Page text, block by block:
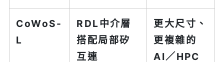
CoWoS-
L
RDL中介層
搭配局部矽
互連
更大尺寸、
更複雜的
AI／HPC